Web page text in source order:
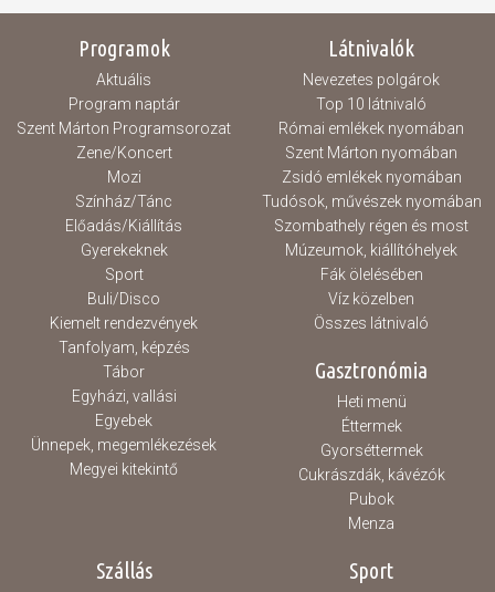
Programok
Aktuális
Program naptár
Szent Márton Programsorozat
Zene/Koncert
Mozi
Színház/Tánc
Előadás/Kiállítás
Gyerekeknek
Sport
Buli/Disco
Kiemelt rendezvények
Tanfolyam, képzés
Tábor
Egyházi, vallási
Egyebek
Ünnepek, megemlékezések
Megyei kitekintő
Látnivalók
Nevezetes polgárok
Top 10 látnivaló
Római emlékek nyomában
Szent Márton nyomában
Zsidó emlékek nyomában
Tudósok, művészek nyomában
Szombathely régen és most
Múzeumok, kiállítóhelyek
Fák ölelésében
Víz közelben
Összes látnivaló
Gasztronómia
Heti menü
Éttermek
Gyorséttermek
Cukrászdák, kávézók
Pubok
Menza
Szállás Sport